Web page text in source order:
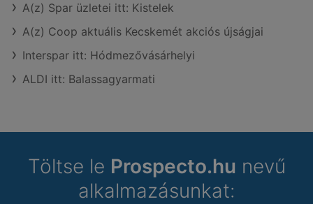
A(z) Spar üzletei itt: Kistelek
A(z) Coop aktuális Kecskemét akciós újságjai
Interspar itt: Hódmezővásárhelyi
ALDI itt: Balassagyarmati
Töltse le Prospecto.hu nevű
alkalmazásunkat: